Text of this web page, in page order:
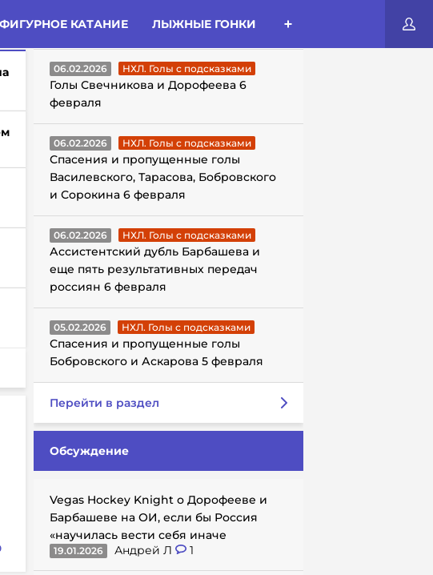
ФИГУРНОЕ КАТАНИЕ ЛЫЖНЫЕ ГОНКИ
ГОЛЫ С ПОДСКАЗКАМИ
06.02.2026 НХЛ. Голы с подсказками
Голы Свечникова и Дорофеева 6
февраля
06.02.2026 НХЛ. Голы с подсказками
Спасения и пропущенные голы
Василевского, Тарасова, Бобровского
и Сорокина 6 февраля
06.02.2026 НХЛ. Голы с подсказками
Ассистентский дубль Барбашева и
еще пять результативных передач
россиян 6 февраля
05.02.2026 НХЛ. Голы с подсказками
Спасения и пропущенные голы
Бобровского и Аскарова 5 февраля
Перейти в раздел
Обсуждение
Vegas Hockey Knight о Дорофееве и
Барбашеве на ОИ, если бы Россия
«научилась вести себя иначе
19.01.2026 Андрей Л 1